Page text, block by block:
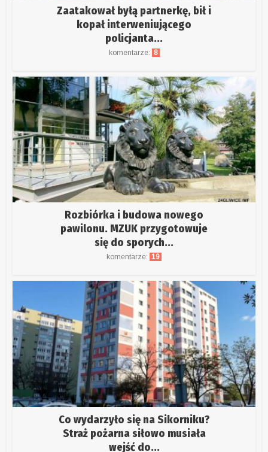
Zaatakował byłą partnerkę, bił i
kopał interweniującego
policjanta...
komentarze: 8
Rozbiórka i budowa nowego
pawilonu. MZUK przygotowuje
się do sporych...
komentarze: 19
Co wydarzyło się na Sikorniku?
Straż pożarna siłowo musiała
wejść do...